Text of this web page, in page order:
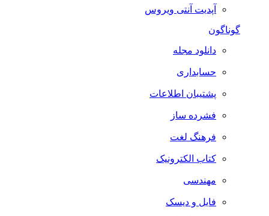
آپدیت آنتی ویروس
گوناگون
دانلود مجله
حسابداری
پشتیبان اطلاعات
فشرده ساز
فرهنگ لغت
کتاب الکترونیک
مهندسی
فایل و دیسک